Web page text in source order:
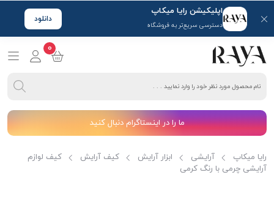
اپلیکیشن رایا میکاپ
دسترسی سریع‌تر به فروشگاه
دانلود
0
ما را در اینستاگرام دنبال کنید
رایا میکاپ آرایشی ابزار آرایش کیف آرایش
کیف لوازم
آرایشی چرمی با رنگ کرمی